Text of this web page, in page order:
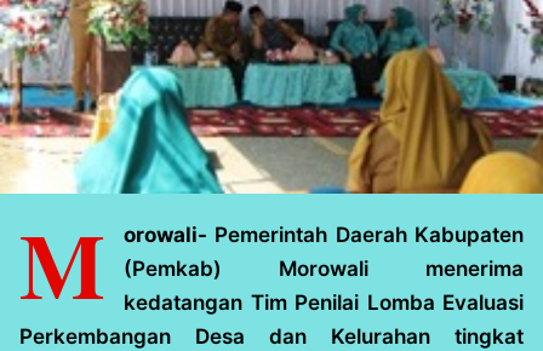
M orowali- Pemerintah Daerah Kabupaten
(Pemkab) Morowali menerima
kedatangan Tim Penilai Lomba Evaluasi
Perkembangan Desa dan Kelurahan tingkat